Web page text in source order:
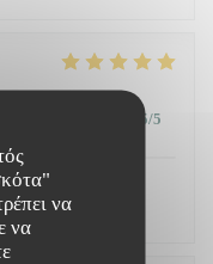
να
να
5/5
🥰